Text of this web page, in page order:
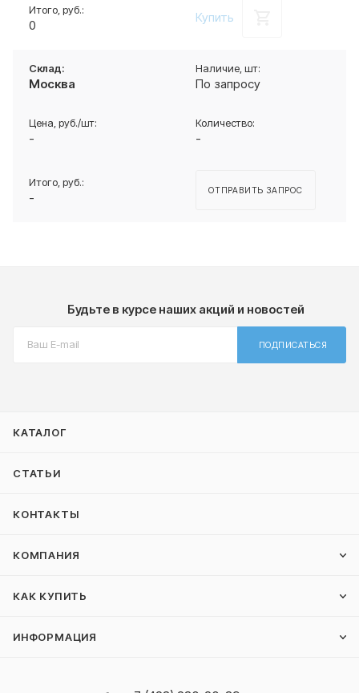
0 Купить
Москва По запросу
- -
- ОТПРАВИТЬ ЗАПРОС
Будьте в курсе наших акций и новостей
ПОДПИСАТЬСЯ
КАТАЛОГ
СТАТЬИ
КОНТАКТЫ
КОМПАНИЯ
КАК КУПИТЬ
ИНФОРМАЦИЯ